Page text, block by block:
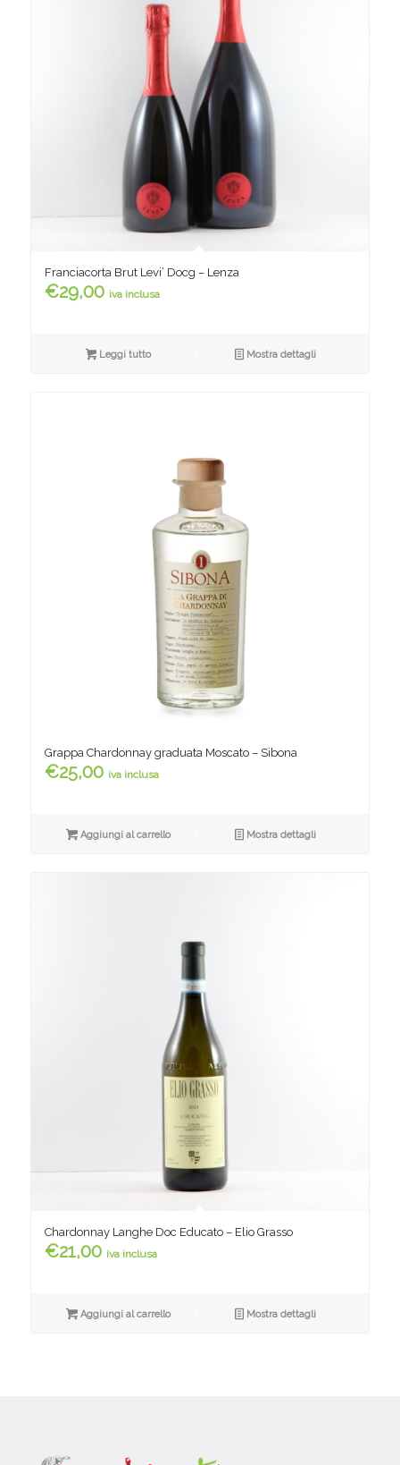
Franciacorta Brut Levi’ Docg – Lenza
€29,00 iva inclusa
Leggi tutto Mostra dettagli
Grappa Chardonnay graduata Moscato – Sibona
€25,00 iva inclusa
Aggiungi al carrello Mostra dettagli
Chardonnay Langhe Doc Educato – Elio Grasso
€21,00 iva inclusa
Aggiungi al carrello Mostra dettagli